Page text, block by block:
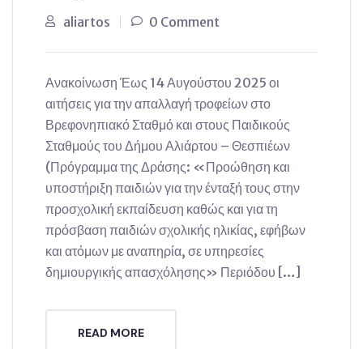
aliartos 0 Comment
Ανακοίνωση Έως 14 Αυγούστου 2025 οι
αιτήσεις για την απαλλαγή τροφείων στο
Βρεφονηπιακό Σταθμό και στους Παιδικούς
Σταθμούς του Δήμου Αλιάρτου – Θεσπιέων
(Πρόγραμμα της Δράσης: «Προώθηση και
υποστήριξη παιδιών για την ένταξή τους στην
προσχολική εκπαίδευση καθώς και για τη
πρόσβαση παιδιών σχολικής ηλικίας, εφήβων
και ατόμων με αναπηρία, σε υπηρεσίες
δημιουργικής απασχόλησης» Περιόδου […]
READ MORE